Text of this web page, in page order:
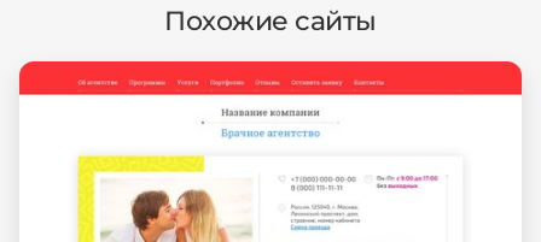
Похожие сайты